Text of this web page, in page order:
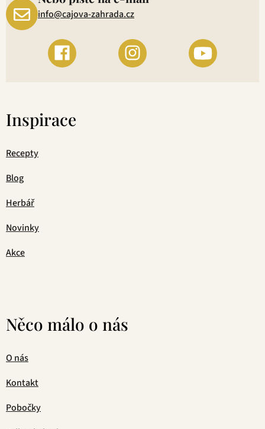
info@cajova-zahrada.cz
Inspirace
Recepty
Blog
Herbář
Novinky
Akce
Něco málo o nás
O nás
Kontakt
Pobočky